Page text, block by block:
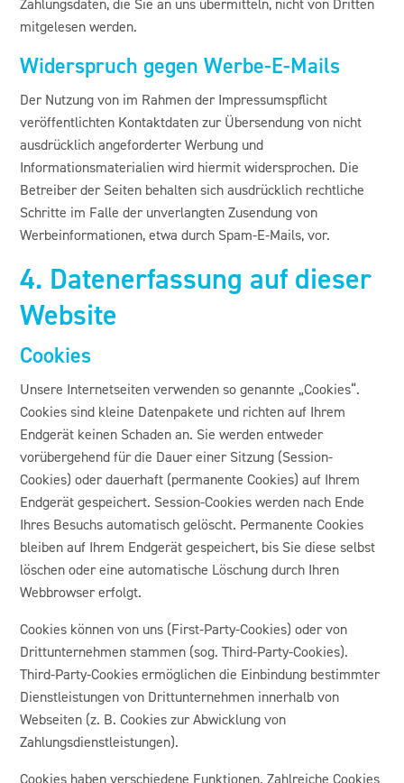
Zahlungsdaten, die Sie an uns übermitteln, nicht von Dritten
mitgelesen werden.
Widerspruch gegen Werbe-E-Mails
Der Nutzung von im Rahmen der Impressumspflicht
veröffentlichten Kontaktdaten zur Übersendung von nicht
ausdrücklich angeforderter Werbung und
Informationsmaterialien wird hiermit widersprochen. Die
Betreiber der Seiten behalten sich ausdrücklich rechtliche
Schritte im Falle der unverlangten Zusendung von
Werbeinformationen, etwa durch Spam-E-Mails, vor.
4. Datenerfassung auf dieser
Website
Cookies
Unsere Internetseiten verwenden so genannte „Cookies“.
Cookies sind kleine Datenpakete und richten auf Ihrem
Endgerät keinen Schaden an. Sie werden entweder
vorübergehend für die Dauer einer Sitzung (Session-
Cookies) oder dauerhaft (permanente Cookies) auf Ihrem
Endgerät gespeichert. Session-Cookies werden nach Ende
Ihres Besuchs automatisch gelöscht. Permanente Cookies
bleiben auf Ihrem Endgerät gespeichert, bis Sie diese selbst
löschen oder eine automatische Löschung durch Ihren
Webbrowser erfolgt.
Cookies können von uns (First-Party-Cookies) oder von
Drittunternehmen stammen (sog. Third-Party-Cookies).
Third-Party-Cookies ermöglichen die Einbindung bestimmter
Dienstleistungen von Drittunternehmen innerhalb von
Webseiten (z. B. Cookies zur Abwicklung von
Zahlungsdienstleistungen).